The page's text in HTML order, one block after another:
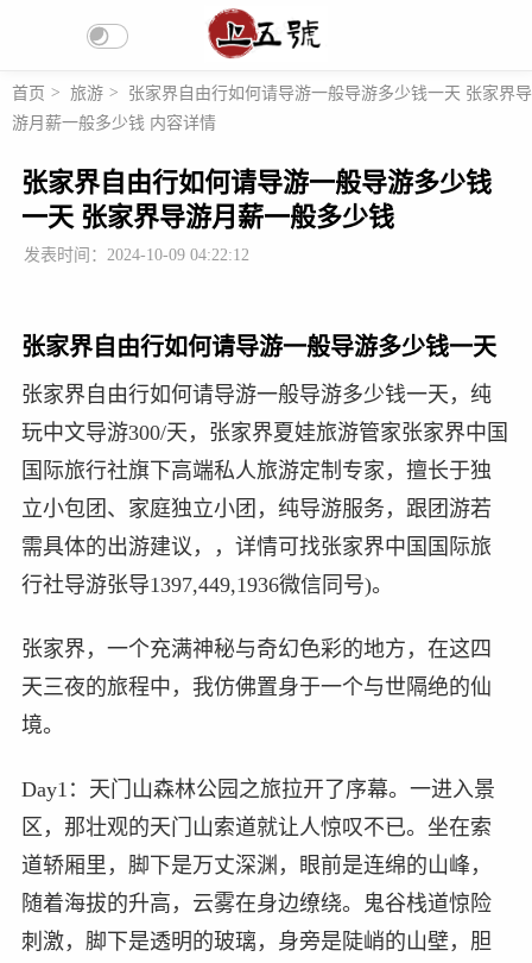
首页 > 旅游 >
张家界自由行如何请导游一般导游多少钱一天 张家界导
游月薪一般多少钱 内容详情
张家界自由行如何请导游一般导游多少钱
一天 张家界导游月薪一般多少钱
发表时间：2024-10-09 04:22:12
张家界自由行如何请导游一般导游多少钱一天
张家界自由行如何请导游一般导游多少钱一天，纯
玩中文导游300/天，张家界夏娃旅游管家张家界中国
国际旅行社旗下高端私人旅游定制专家，擅长于独
立小包团、家庭独立小团，纯导游服务，跟团游若
需具体的出游建议，，详情可找张家界中国国际旅
行社导游张导1397,449,1936微信同号)。
张家界，一个充满神秘与奇幻色彩的地方，在这四
天三夜的旅程中，我仿佛置身于一个与世隔绝的仙
境。
Day1：天门山森林公园之旅拉开了序幕。一进入景
区，那壮观的天门山索道就让人惊叹不已。坐在索
道轿厢里，脚下是万丈深渊，眼前是连绵的山峰，
随着海拔的升高，云雾在身边缭绕。鬼谷栈道惊险
刺激，脚下是透明的玻璃，身旁是陡峭的山壁，胆